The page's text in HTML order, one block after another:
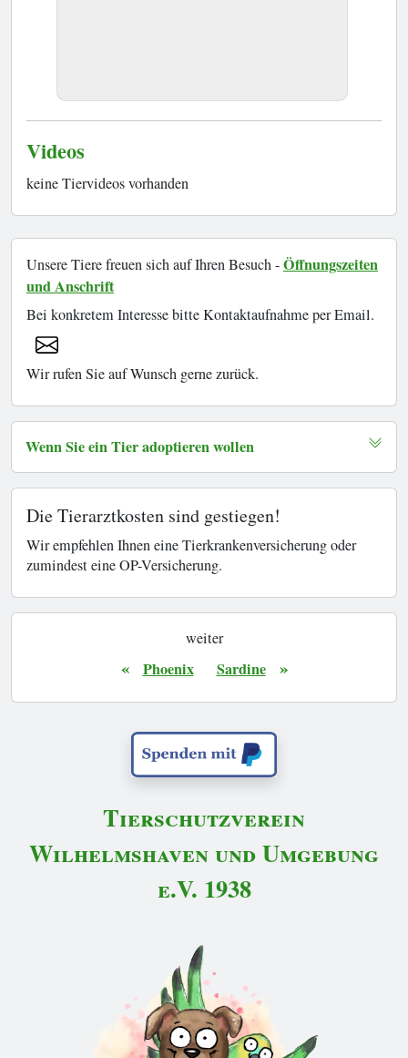
Videos
keine Tiervideos vorhanden
Unsere Tiere freuen sich auf Ihren Besuch -Öffnungszeiten
und Anschrift
Bei konkretem Interesse bitte Kontaktaufnahme per Email.
Wir rufen Sie auf Wunsch gerne zurück.
Wenn Sie ein Tier adoptieren wollen
Die Tierarztkosten sind gestiegen!
Wir empfehlen Ihnen eine Tierkrankenversicherung oder
zumindest eine OP-Versicherung.
weiter
« Phoenix Sardine »
Tierschutzverein
Wilhelmshaven und Umgebung
e.V. 1938